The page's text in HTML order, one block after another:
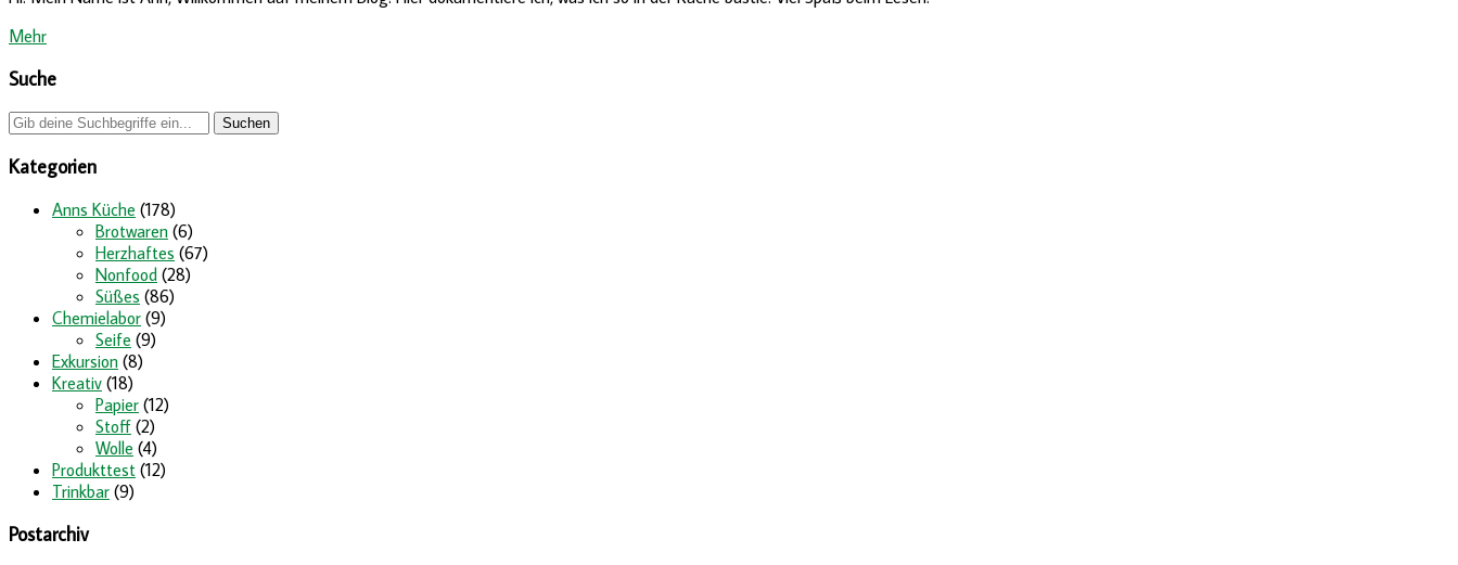
Mehr
Suche
Kategorien
Anns Küche (178)
Brotwaren (6)
Herzhaftes (67)
Nonfood (28)
Süßes (86)
Chemielabor (9)
Seife (9)
Exkursion (8)
Kreativ (18)
Papier (12)
Stoff (2)
Wolle (4)
Produkttest (12)
Trinkbar (9)
Postarchiv